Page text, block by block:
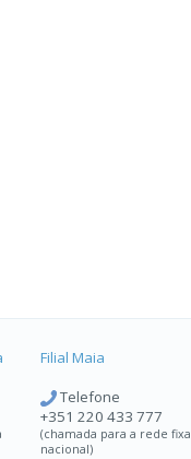
Filial Maia
Telefone
+351 220 433 777
(chamada para a rede fixa
nacional)